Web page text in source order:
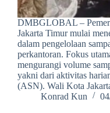
DMBGLOBAL –
Jakarta Timur mulai
dalam pengelolaan
perkantoran. Fokus
mengurangi volume
yakni dari aktivitas
(ASN). Wali Kota
Konrad Kun